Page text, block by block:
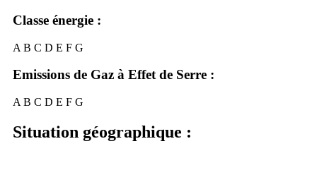
Classe énergie :
A B C D E F G
Emissions de Gaz à Effet de Serre :
A B C D E F G
Situation géographique :